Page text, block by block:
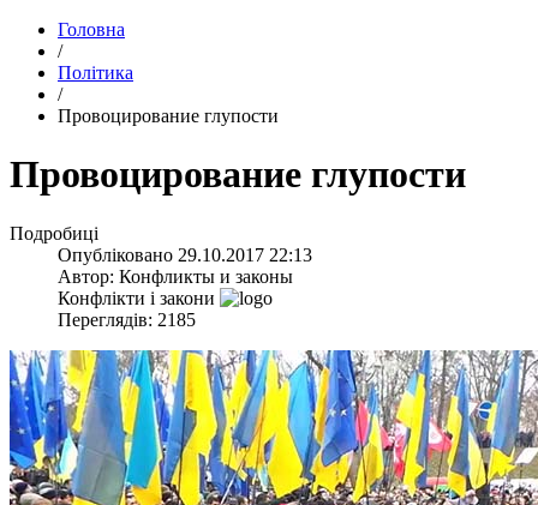
Головна
/
Політика
/
​Провоцирование глупости
​Провоцирование глупости
Подробиці
Опубліковано 29.10.2017 22:13
Автор: Конфликты и законы
Конфлікти і закони
Переглядів: 2185